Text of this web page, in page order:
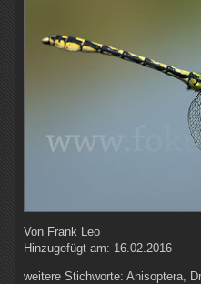
Von Frank Leo
Hinzugefügt am: 16.02.2016
weitere Stichworte: Anisoptera,